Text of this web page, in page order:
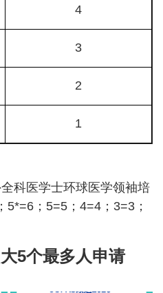
4
3
2
1
科医学士环球医学领袖培
；5=5；4=4；3=3；
5个最多人申请